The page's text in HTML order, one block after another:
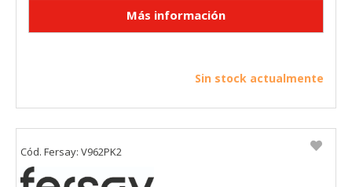
Sin stock actualmente
Cód. Fersay: V962PK2